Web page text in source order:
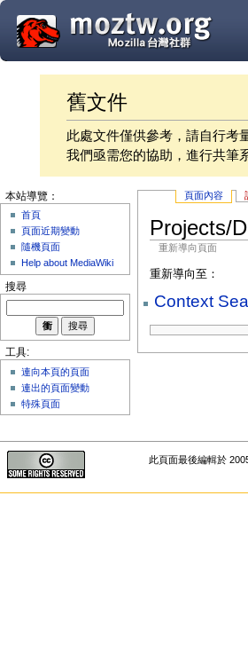
舊文件
此處文件僅供參考，請自行考
我們亟需您的協助，進行共筆
頁面內容
Projects/
重新導向頁面
重新導向至：
Context
本站導覽：
首頁
頁面近期變動
隨機頁面
Help about MediaWiki
搜尋
工具:
連向本頁的頁面
連出的頁面變動
特殊頁面
此頁面最後編輯於